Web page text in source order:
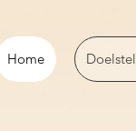
Home